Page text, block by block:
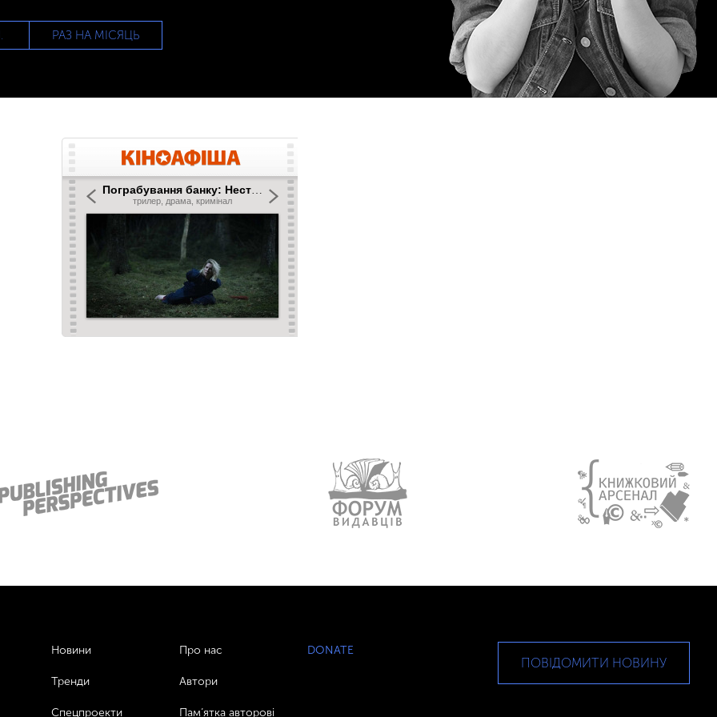
РАЗ НА МІСЯЦЬ
Новини
Тренди
Спецпроекти
Про нас
Автори
Пам’ятка авторові
DONATE
ПОВІДОМИТИ НОВИНУ